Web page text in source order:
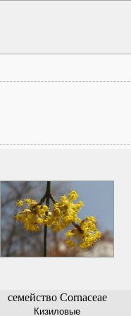
семейство Cornaceae
Кизиловые